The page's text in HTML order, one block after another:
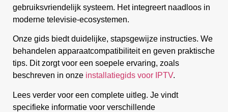
gebruiksvriendelijk systeem. Het integreert naadloos in
moderne televisie-ecosystemen.
Onze gids biedt duidelijke, stapsgewijze instructies. We
behandelen apparaatcompatibiliteit en geven praktische
tips. Dit zorgt voor een soepele ervaring, zoals
beschreven in onze installatiegids voor IPTV.
Lees verder voor een complete uitleg. Je vindt
specifieke informatie voor verschillende